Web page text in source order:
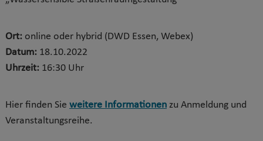
Ort: online oder hybrid (DWD Essen, Webex)
Datum: 18.10.2022
Uhrzeit: 16:30 Uhr
Hier finden Sie weitere Informationen zu Anmeldung und
Veranstaltungsreihe.